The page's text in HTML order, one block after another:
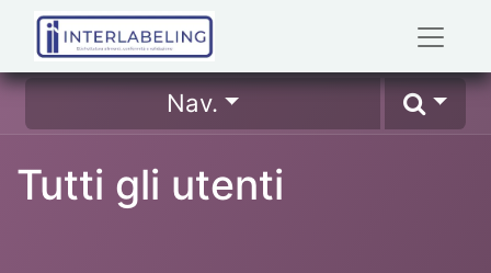
Nav.
Tutti gli utenti